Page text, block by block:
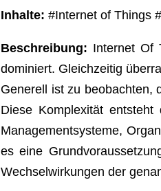
Inhalte:#Internet of Things
Beschreibung: Internet Of
dominiert. Gleichzeitig
Generell ist zu beobachten,
Diese Komplexität
Managementsysteme,
es eine
Wechselwirkungen der